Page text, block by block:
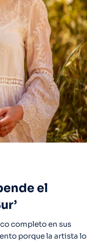
el
completo en sus
porque la artista lo